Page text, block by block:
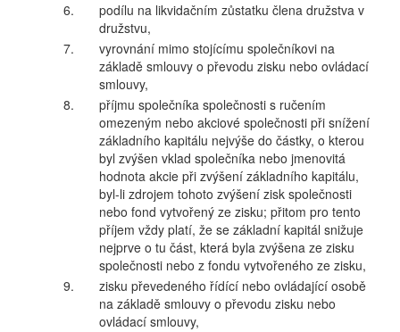
6.
podílu na likvidačním zůstatku člena družstva v
družstvu,
7.
vyrovnání mimo stojícímu společníkovi na
základě smlouvy o převodu zisku nebo ovládací
smlouvy,
8.
příjmu společníka společnosti s ručením
omezeným nebo akciové společnosti při snížení
základního kapitálu nejvýše do částky, o kterou
byl zvýšen vklad společníka nebo jmenovitá
hodnota akcie při zvýšení základního kapitálu,
byl-li zdrojem tohoto zvýšení zisk společnosti
nebo fond vytvořený ze zisku; přitom pro tento
příjem vždy platí, že se základní kapitál snižuje
nejprve o tu část, která byla zvýšena ze zisku
společnosti nebo z fondu vytvořeného ze zisku,
9.
zisku převedeného řídící nebo ovládající osobě
na základě smlouvy o převodu zisku nebo
ovládací smlouvy,